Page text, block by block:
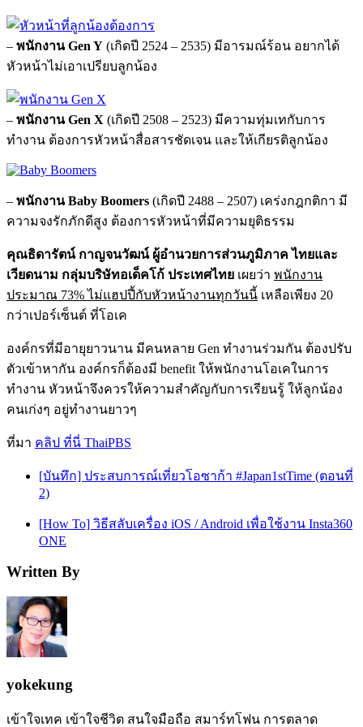
– พนักงาน Gen Y (เกิดปี 2524 – 2535) มีอารมณ์ร้อน อยากได้
หัวหน้าไม่เอาเปรียบลูกน้อง
– พนักงาน Gen X (เกิดปี 2508 – 2523) มีความทุ่มเทกับการ
ทำงาน ต้องการหัวหน้าสื่อสารชัดเจน และให้เกียรติลูกน้อง
– พนักงาน Baby Boomers (เกิดปี 2488 – 2507) เคร่งกฎกติกา มี
ความจงรักภักดีสูง ต้องการหัวหน้าที่มีความยุติธรรม
คุณธิดารัตน์ กาญจนวัฒน์ ผู้อำนวยการส่วนภูมิภาค ไทยและ
เวียดนาม กลุ่มบริษัทอเด็คโก้ ประเทศไทย เผยว่า พนักงาน
ประมาณ 73% ไม่แฮปปี้กับหัวหน้างานทุกวันนี้ เหลือเพียง 20
กว่าเปอร์เซ็นต์ ที่โอเค
องค์กรที่มีอายุยาวนาน มีคนหลาย Gen ทำงานร่วมกัน ต้องปรับ
ตัวเข้าหากัน องค์กรก็ต้องมี benefit ให้พนักงานโอเคในการ
ทำงาน หัวหน้าจึงควรให้ความสำคัญกับการเรียนรู้ ให้ลูกน้อง
คนเก่งๆ อยู่ทำงานยาวๆ
ที่มา คลิป ที่นี่ ThaiPBS
[บันทึก] ประสบการณ์เที่ยวโอซาก้า #Japan1stTime (ตอนที่
2)
[How To] วิธีสลับเครื่อง iOS / Android เพื่อใช้งาน Insta360
ONE
Written By
yokekung
เข้าใจเทค เข้าใจชีวิต สนใจมือถือ สมาร์ทโฟน การตลาด